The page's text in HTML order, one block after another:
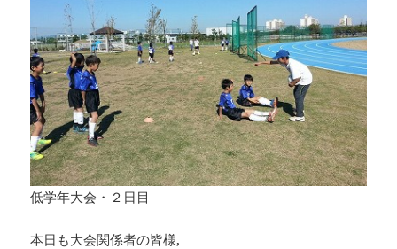
低学年大会・２日目
本日も大会関係者の皆様,